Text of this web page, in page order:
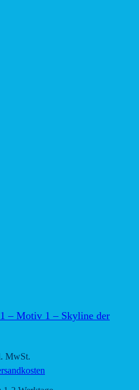
– Motiv 1 – Skyline der
MwSt.